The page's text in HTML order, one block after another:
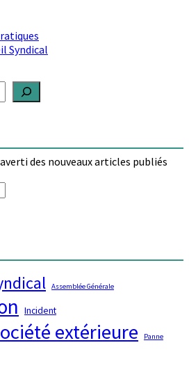
Syndical
des nouveaux articles publiés
Assemblée Générale
Incident
extérieure Panne